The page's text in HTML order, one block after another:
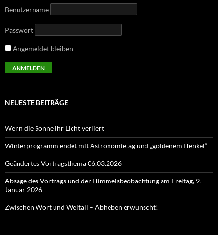
Benutzername
Passwort
Angemeldet bleiben
NEUESTE BEITRÄGE
Wenn die Sonne ihr Licht verliert
Winterprogramm endet mit Astronomietag und „goldenem Henkel“
Geändertes Vortragsthema 06.03.2026
Absage des Vortrags und der Himmelsbeobachtung am Freitag, 9.
Januar 2026
Zwischen Wort und Weltall – Abheben erwünscht!